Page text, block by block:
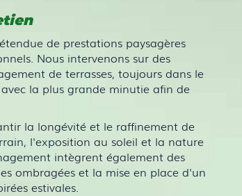
de prestations paysagères
Nous intervenons sur des
de terrasses, toujours dans le
la plus grande minutie afin de
la longévité et le raffinement de
l'exposition au soleil et la nature
intègrent également des
ombragées et la mise en place d'un
estivales.